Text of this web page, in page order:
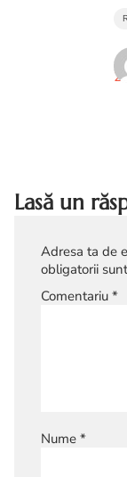
Lasă un
Adresa ta de
obligatorii
Comentariu *
Nume *